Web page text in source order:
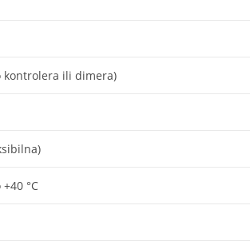
kontrolera ili dimera)
°C